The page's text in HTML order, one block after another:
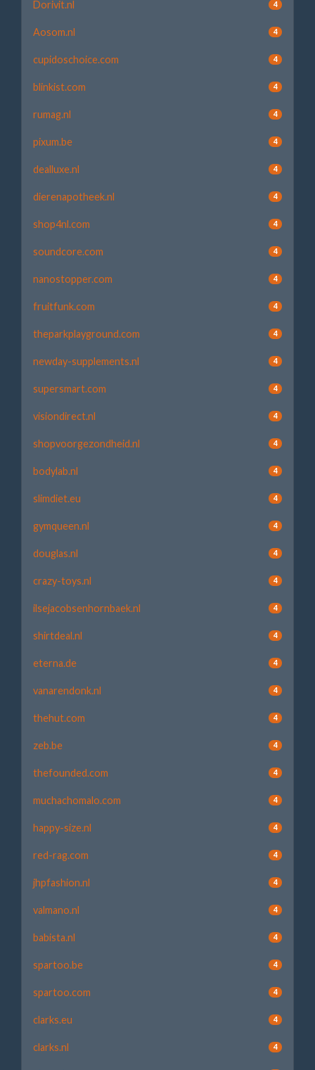
Dorivit.nl 4
Aosom.nl 4
cupidoschoice.com 4
blinkist.com 4
rumag.nl 4
pixum.be 4
dealluxe.nl 4
dierenapotheek.nl 4
shop4nl.com 4
soundcore.com 4
nanostopper.com 4
fruitfunk.com 4
theparkplayground.com 4
newday-supplements.nl 4
supersmart.com 4
visiondirect.nl 4
shopvoorgezondheid.nl 4
bodylab.nl 4
slimdiet.eu 4
gymqueen.nl 4
douglas.nl 4
crazy-toys.nl 4
ilsejacobsenhornbaek.nl 4
shirtdeal.nl 4
eterna.de 4
vanarendonk.nl 4
thehut.com 4
zeb.be 4
thefounded.com 4
muchachomalo.com 4
happy-size.nl 4
red-rag.com 4
jhpfashion.nl 4
valmano.nl 4
babista.nl 4
spartoo.be 4
spartoo.com 4
clarks.eu 4
clarks.nl 4